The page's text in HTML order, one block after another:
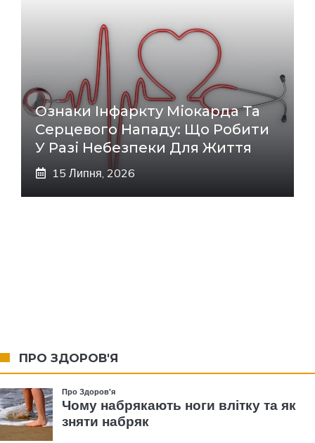
Ознаки Інфаркту Міокарда Та
Серцевого Нападу: Що Робити
У Разі Небезпеки Для Життя
15 Липня, 2026
ПРО ЗДОРОВ'Я